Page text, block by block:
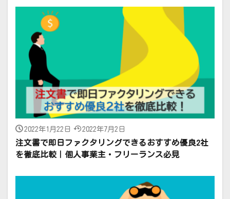
2022年1月22日 2022年7月2日
注文書で即日ファクタリングできるおすすめ優良2社
を徹底比較｜個人事業主・フリーランス必見